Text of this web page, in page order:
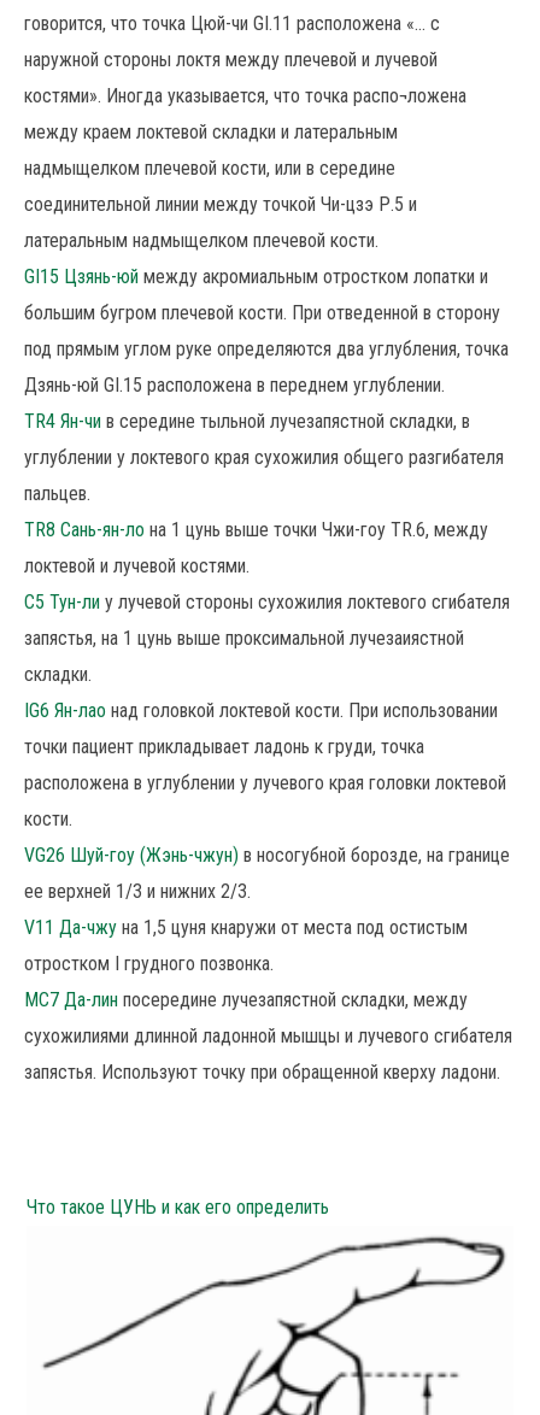
говорится, что точка Цюй-чи GI.11 расположена «... с
наружной стороны локтя между плечевой и лучевой
костями». Иногда указывается, что точка распо¬ложена
между краем локтевой складки и латеральным
надмыщелком плечевой кости, или в середине
соединительной линии между точкой Чи-цзэ Р.5 и
латеральным надмыщелком плечевой кости.
GI15 Цзянь-юй между акромиальным отростком лопатки и
большим бугром плечевой кости. При отведенной в сторону
под прямым углом руке определяются два углубления, точка
Дзянь-юй GI.15 расположена в переднем углублении.
TR4 Ян-чи в середине тыльной лучезапястной складки, в
углублении у локтевого края сухожилия общего разгибателя
пальцев.
TR8 Сань-ян-ло на 1 цунь выше точки Чжи-гоу TR.6, между
локтевой и лучевой костями.
C5 Тун-ли у лучевой стороны сухожилия локтевого сгибателя
запястья, на 1 цунь выше проксимальной лучезаиястной
складки.
IG6 Ян-лао над головкой локтевой кости. При использовании
точки пациент прикладывает ладонь к груди, точка
расположена в углублении у лучевого края головки локтевой
кости.
VG26 Шуй-гоу (Жэнь-чжун) в носогубной борозде, на границе
ее верхней 1/3 и нижних 2/3.
V11 Да-чжу на 1,5 цуня кнаружи от места под остистым
отростком I грудного позвонка.
MC7 Да-лин посередине лучезапястной складки, между
сухожилиями длинной ладонной мышцы и лучевого сгибателя
запястья. Используют точку при обращенной кверху ладони.
Что такое ЦУНЬ и как его определить